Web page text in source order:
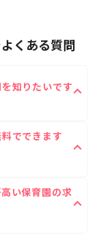
くある質問
知りたいです
でできます
い保育園の求